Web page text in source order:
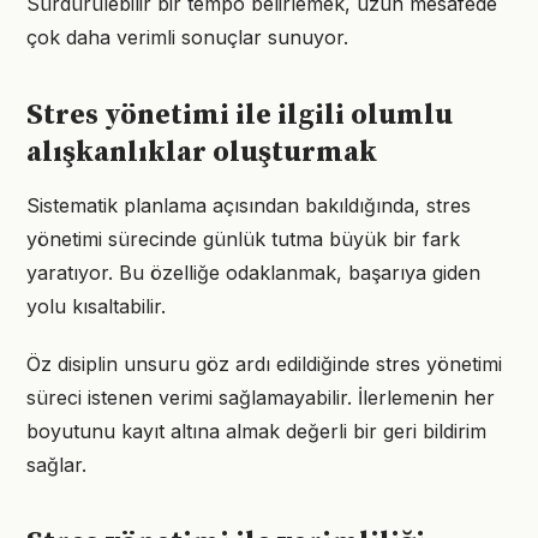
çok daha verimli sonuçlar sunuyor.
Stres yönetimi ile ilgili olumlu
alışkanlıklar oluşturmak
Sistematik planlama açısından bakıldığında, stres
yönetimi sürecinde günlük tutma büyük bir fark
yaratıyor. Bu özelliğe odaklanmak, başarıya giden
yolu kısaltabilir.
Öz disiplin unsuru göz ardı edildiğinde stres yönetimi
süreci istenen verimi sağlamayabilir. İlerlemenin her
boyutunu kayıt altına almak değerli bir geri bildirim
sağlar.